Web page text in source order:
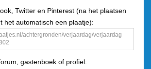
Twitter en Pinterest (na het plaatsen
het automatisch een plaatje):
gastenboek of profiel: